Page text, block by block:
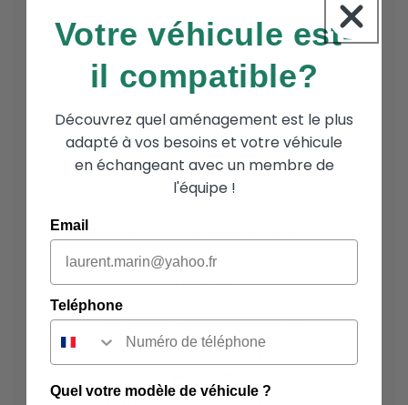
aménagés.
Que vous voyagiez en Citroën Jumpy , Peugeot
Expert , Renault Trafic ou Volkswagen
pensées pour garantir une installation simple,
stable et sans modification du véhicule.Une
seule promesse : vous offrir un aménagement
les modèles les plus emblématiques.
Renault
Renault Trafic (L1H1, L2H1)
Renault Trafic Combi
Peugeot Expert (L1H1, L2H1)
Votre véhicule est-
il compatible?
Découvrez quel aménagement est le plus
adapté à vos besoins et votre véhicule
en échangeant avec un membre de
l'équipe !
Email
Teléphone
Quel votre modèle de véhicule ?